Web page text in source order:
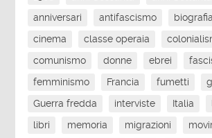
anniversari
antifascismo biografia
cinema
classe operaia
comunismo
donne ebrei
femminismo
Francia fumetti
Guerra fredda
interviste Italia
libri
memoria migrazioni